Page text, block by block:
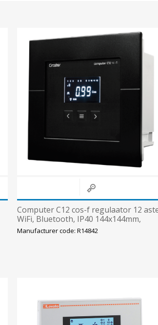
Computer C12 cos-f regulaator 12
WiFi, Bluetooth, IP40 144x144mm,
Circutor
Manufacturer code: R14842